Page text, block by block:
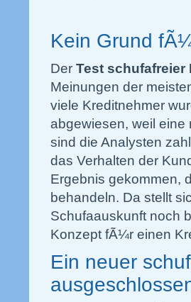
Kein Grund
Der Test schufafreier
Meinungen der
viele Kreditnehmer
abgewiesen, weil eine
sind die Analysten
das Verhalten der
Ergebnis gekommen,
behandeln. Da stellt
Schufaauskunft noch
Konzept fÃ¼r einen
Ein neuer